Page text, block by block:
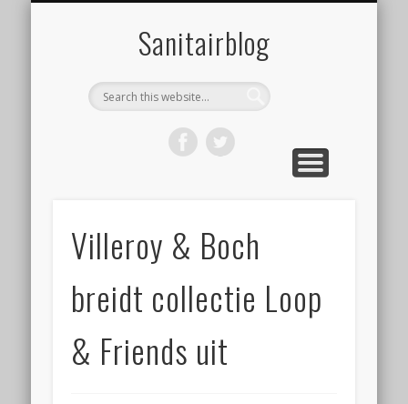
Sanitairblog
Villeroy & Boch
breidt collectie Loop
& Friends uit